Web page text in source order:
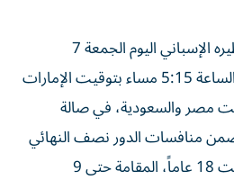
يلتقي منتخب مصر مع نظيره الإسباني اليوم الجمعة 7
أغسطس 2026 في تمام الساعة 5:15 مساء بتوقيت الإمارات
بتوقيت مصر والسعودية، في صالة
ضمن منافسات الدور نصف النهائي
لبطولة العالم للناشئات تحت 18 عاماً، المقامة حتى 9